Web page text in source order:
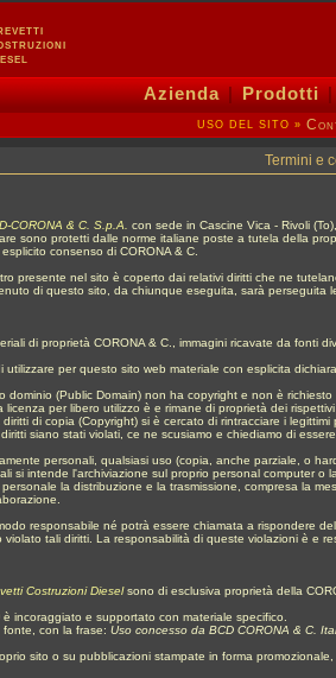
Azienda|Prodotti
USO DEL SITO »
Termini e
CORONA & C. S.p.A.
con sede in Cascine Vica - Rivoli
sono protetti dalle norme italiane poste a tutela della
consenso di CORONA & C.
presente nel sito è coperto dai relativi diritti che ne
di questo sito, da chiunque eseguita, sarà perseguita
di proprietà CORONA & C., immagini ricavate da
utilizzare per questo sito web materiale con esplicita
dominio (Public Domain) non ha copyright e non è
licenza per libero utilizzo è e rimane di proprietà dei
di copia (Copyright) si è cercato di rintracciare i
siano stati violati, ce ne scusiamo e chiediamo di
personali, qualsiasi uso (copia, anche parziale, o
si intende l'archiviazione sul proprio personal computer
la distribuzione e la trasmissione, compresa la
responsabile né potrà essere chiamata a rispondere
tali diritti. La responsabilità di queste violazioni è e
Costruzioni Dieselsono di esclusiva proprietà della
è incoraggiato e supportato con materiale specifico.
fonte, con la frase: Uso concesso da BCD CORONA & C.
sito o su pubblicazioni stampate in forma